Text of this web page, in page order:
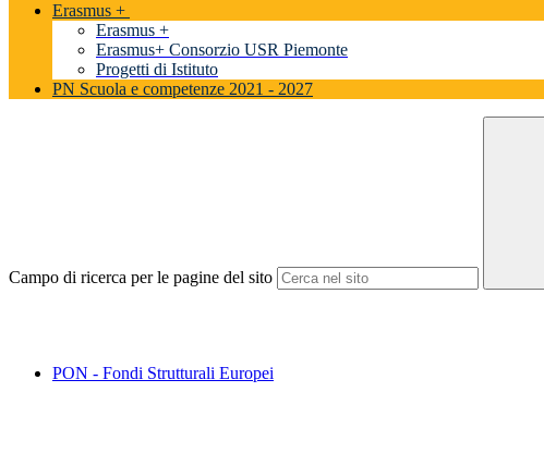
Erasmus +
Erasmus +
Erasmus+ Consorzio USR Piemonte
Progetti di Istituto
PN Scuola e competenze 2021 - 2027
Campo di ricerca per le pagine del sito
PON - Fondi Strutturali Europei